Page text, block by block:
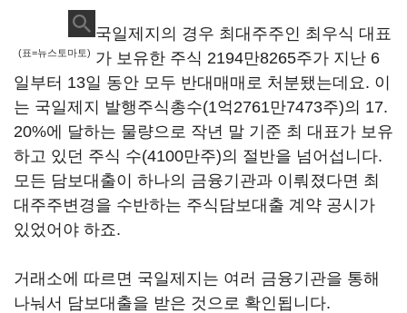
(표=뉴스토마토)
국일제지의 경우 최대주주인 최우식 대표
가 보유한 주식 2194만8265주가 지난 6
일부터 13일 동안 모두 반대매매로 처분됐는데요. 이
는 국일제지 발행주식총수(1억2761만7473주)의 17.
20%에 달하는 물량으로 작년 말 기준 최 대표가 보유
하고 있던 주식 수(4100만주)의 절반을 넘어섭니다.
모든 담보대출이 하나의 금융기관과 이뤄졌다면 최
대주주변경을 수반하는 주식담보대출 계약 공시가
있었어야 하죠.
거래소에 따르면 국일제지는 여러 금융기관을 통해
나눠서 담보대출을 받은 것으로 확인됩니다.